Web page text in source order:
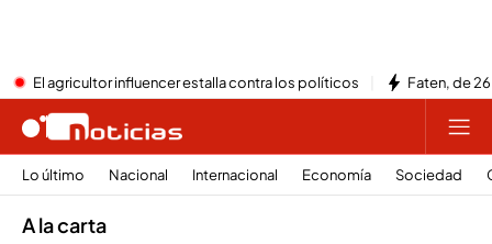
El agricultor influencer estalla contra los políticos Faten, de
Lo último Nacional Internacional Economía Sociedad
A la carta